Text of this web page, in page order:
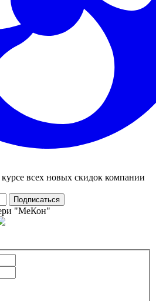
всех новых скидок компании
"МеКон"